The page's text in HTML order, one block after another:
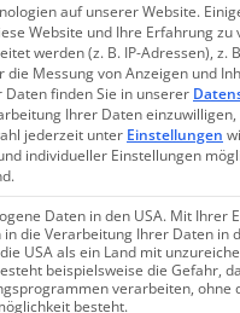
auf unserer Website.
Website und Ihre Erfahrung zu
werden (z. B. IP-Adressen), z.
Messung von Anzeigen und
finden Sie in unserer
Ihrer Daten einzuwilligen,
jederzeit unter Einstellungen
individueller Einstellungen
Daten in den USA. Mit Ihrer
die Verarbeitung Ihrer Daten in
USA als ein Land mit
beispielsweise die Gefahr,
verarbeiten, ohne
besteht.